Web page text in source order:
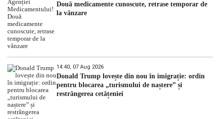
Două medicamente cunoscute, retrase temporar de
la vânzare
14:40, 07 Aug 2026
Donald Trump lovește din nou în imigrație: ordin
pentru blocarea „turismului de naștere” și
restrângerea cetățeniei